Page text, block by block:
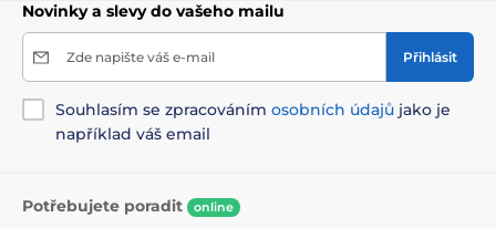
Novinky a slevy do vašeho mailu
Zde napište váš e-mail Přihlásit
Souhlasím se zpracováním osobních údajů jako je
například váš email
Potřebujete poradit online